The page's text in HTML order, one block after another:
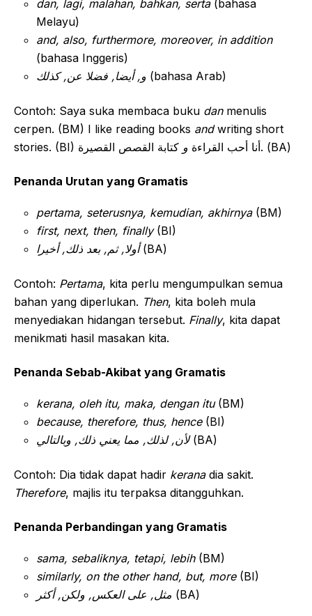
dan, lagi, malahan, bahkan, serta(bahasa
Melayu)
and, also, furthermore, moreover, in addition
(bahasa Inggeris)
و, أيضا, فضلا عن, كذلك (bahasa Arab)
Contoh: Saya suka membaca buku danmenulis
cerpen. (BM) I like reading books andwriting short
stories. (BI) أنا أحب القراءة و كتابة القصص القصيرة. (BA)
Penanda Urutan yang Gramatis
pertama, seterusnya, kemudian, akhirnya(BM)
first, next, then, finally(BI)
أولا, ثم, بعد ذلك, أخيرا(BA)
Contoh: Pertama, kita perlu mengumpulkan semua
bahan yang diperlukan. Then, kita boleh mula
menyediakan hidangan tersebut. Finally, kita dapat
menikmati hasil masakan kita.
Penanda Sebab-Akibat yang Gramatis
kerana, oleh itu, maka, dengan itu(BM)
because, therefore, thus, hence(BI)
لأن, لذلك, مما يعني ذلك, وبالتالي(BA)
Contoh: Dia tidak dapat hadir keranadia sakit.
Therefore, majlis itu terpaksa ditangguhkan.
Penanda Perbandingan yang Gramatis
sama, sebaliknya, tetapi, lebih(BM)
similarly, on the other hand, but, more(BI)
مثل, على العكس, ولكن, أكثر (BA)